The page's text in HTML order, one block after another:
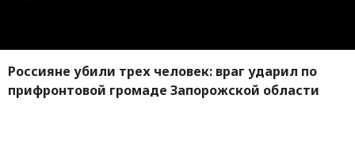
Россияне убили трех человек: враг ударил по
прифронтовой громаде Запорожской области